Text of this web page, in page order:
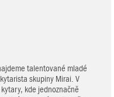
talentované mladé
skupiny Mirai. V
kde jednoznačně